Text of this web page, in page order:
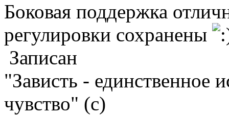
Боковая поддержка
регулировки сохранены
Записан
"Зависть - единственное
чувство" (с)